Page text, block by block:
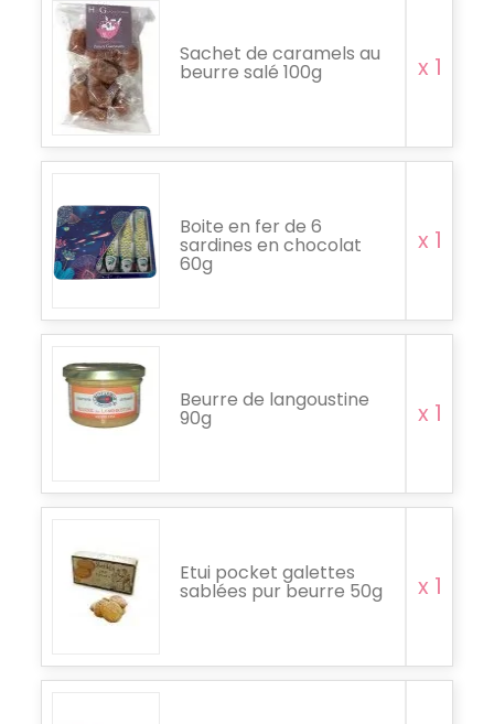
Sachet de caramels au
beurre salé 100g x 1
Boite en fer de 6
sardines en chocolat
60g
x 1
Beurre de langoustine
90g x 1
Etui pocket galettes
sablées pur beurre 50g x 1